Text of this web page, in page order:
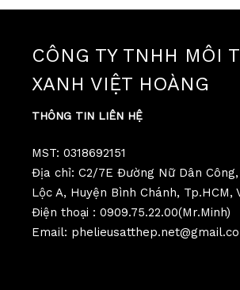
CÔNG TY TNHH MÔI
XANH VIỆT HOÀNG
THÔNG TIN LIÊN HỆ
MST: 0318692151
Địa chỉ: C2/7E Đường Nữ Dân Công,
Lộc A, Huyện Bình Chánh, Tp.HCM,
Điện thoại : 0909.75.22.00(Mr.Minh)
Email: